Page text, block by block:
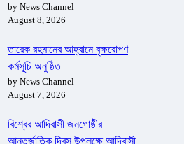
by News Channel
August 8, 2026
তারেক রহমানের আহ্বানে বৃক্ষরোপণ
কর্মসূচি অনুষ্ঠিত
by News Channel
August 7, 2026
বিশ্বের আদিবাসী জনগোষ্ঠীর
আন্তর্জাতিক দিবস উপলক্ষে আদিবাসী